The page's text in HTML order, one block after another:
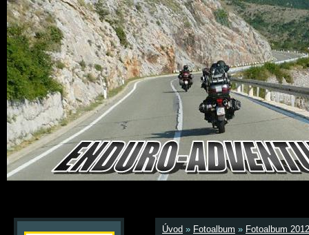
Úvod » Fotoalbum » Fotoalbum 2012